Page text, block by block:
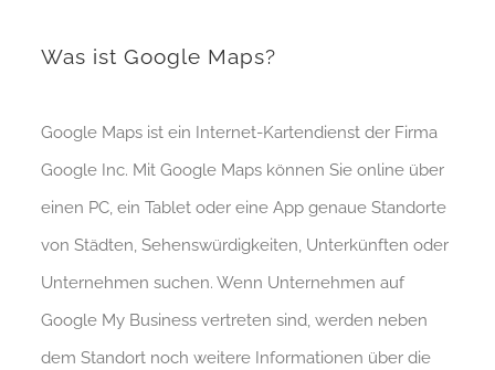
Was ist Google Maps?
Google Maps ist ein Internet-Kartendienst der Firma
Google Inc. Mit Google Maps können Sie online über
einen PC, ein Tablet oder eine App genaue Standorte
von Städten, Sehenswürdigkeiten, Unterkünften oder
Unternehmen suchen. Wenn Unternehmen auf
Google My Business vertreten sind, werden neben
dem Standort noch weitere Informationen über die